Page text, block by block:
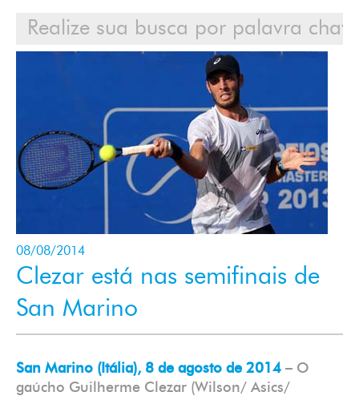
Login
08/08/2014
Clezar está nas semifinais de
San Marino
San Marino (Itália), 8 de agosto de 2014 – O
gaúcho Guilherme Clezar (Wilson/ Asics/